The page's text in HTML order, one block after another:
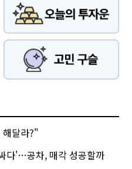
해달라?"
다'…공차, 매각 성공할까